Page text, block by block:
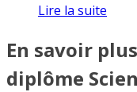
Lire la suite
En savoir
diplôme